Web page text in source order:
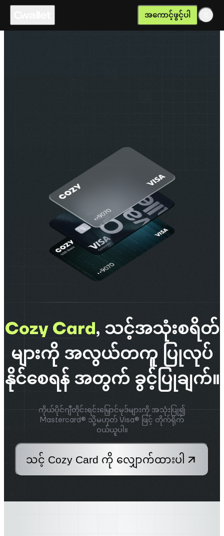
အကောင့်ဖွင့်ပါ
Cozy Card, သင့်အသုံးစရိတ်
များကို အလွယ်တကူ ပြုလုပ်
နိုင်စေရန် အတွက် ခွင့်ပြုချက်။
ကိုယ်ပိုင်ဂျီတိုင်းရင်းမြှောင်မုဒ်များကို အသုံးပြု၍
Mastercard® သို့မဟုတ် Visa® ဖြင့် တိုက်ရိုက်
ဝယ်ယူပါ။
သင့် Cozy Card ကို လျှောက်ထားပါ